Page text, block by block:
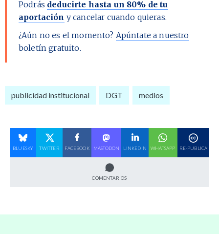
Podrás deducirte hasta un 80% de tu
aportación y cancelar cuando quieras.
¿Aún no es el momento? Apúntate a nuestro
boletín gratuito.
publicidad institucional DGT medios
BLUESKY TWITTER FACEBOOK MASTODON LINKEDIN WHATSAPP RE-PUBLICA
COMENTARIOS